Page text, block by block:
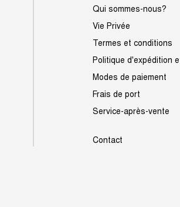
Qui sommes-nous?
Vie Privée
Termes et conditions
Politique d'expédition
Modes de paiement
Frais de port
Service-après-vente
Contact